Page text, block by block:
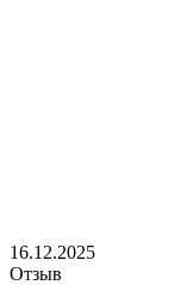
16.12.2025
Отзыв